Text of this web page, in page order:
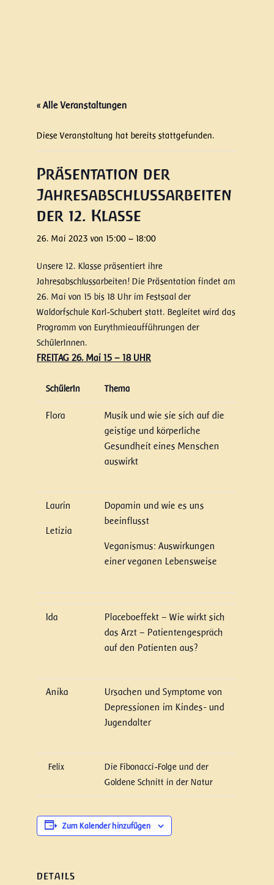
« Alle Veranstaltungen
Diese Veranstaltung hat bereits stattgefunden.
Präsentation der
Jahresabschlussarbeiten
der 12. Klasse
26. Mai 2023 von 15:00 – 18:00
Unsere 12. Klasse präsentiert ihre
Jahresabschlussarbeiten! Die Präsentation findet am
26. Mai von 15 bis 18 Uhr im Festsaal der
Waldorfschule Karl-Schubert statt. Begleitet wird das
Programm von Eurythmieaufführungen der
SchülerInnen.
FREITAG 26. Mai 15 – 18 UHR
SchülerIn Thema
Flora
Musik und wie sie sich auf die
geistige und körperliche
Gesundheit eines Menschen
auswirkt
Laurin
Letizia
Dopamin und wie es uns
beeinflusst
Veganismus: Auswirkungen
einer veganen Lebensweise
Ida
Placeboeffekt – Wie wirkt sich
das Arzt – Patientengespräch
auf den Patienten aus?
Anika
Ursachen und Symptome von
Depressionen im Kindes- und
Jugendalter
Felix
Die Fibonacci-Folge und der
Goldene Schnitt in der Natur
Zum Kalender hinzufügen
DETAILS